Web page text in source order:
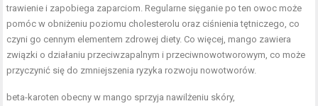
trawienie i zapobiega zaparciom. Regularne sięganie po ten owoc może
pomóc w obniżeniu poziomu cholesterolu oraz ciśnienia tętniczego, co
czyni go cennym elementem zdrowej diety. Co więcej, mango zawiera
związki o działaniu przeciwzapalnym i przeciwnowotworowym, co może
przyczynić się do zmniejszenia ryzyka rozwoju nowotworów.
beta-karoten obecny w mango sprzyja nawilżeniu skóry,